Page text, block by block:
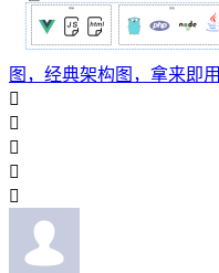
图，经典架构图，拿来即用




